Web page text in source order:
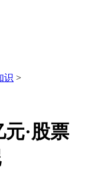
识 >
·股票